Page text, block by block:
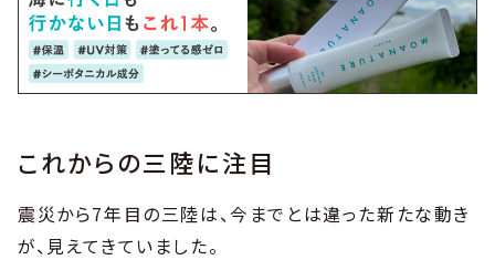
これからの三陸に注目
震災から7年目の三陸は、今までとは違った新たな動き
が、見えてきていました。